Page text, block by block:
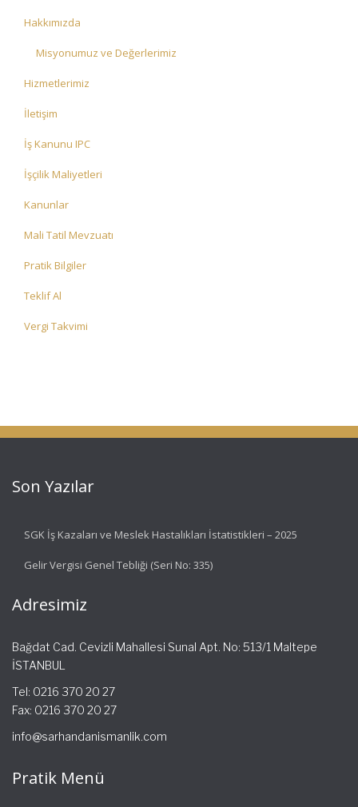
Hakkımızda
Misyonumuz ve Değerlerimiz
Hizmetlerimiz
İletişim
İş Kanunu IPC
İşçilik Maliyetleri
Kanunlar
Mali Tatil Mevzuatı
Pratik Bilgiler
Teklif Al
Vergi Takvimi
Son Yazılar
SGK İş Kazaları ve Meslek Hastalıkları İstatistikleri – 2025
Gelir Vergisi Genel Tebliği (Seri No: 335)
Adresimiz
Bağdat Cad. Cevizli Mahallesi Sunal Apt. No: 513/1 Maltepe
İSTANBUL
Tel: 0216 370 20 27
Fax: 0216 370 20 27
info@sarhandanismanlik.com
Pratik Menü